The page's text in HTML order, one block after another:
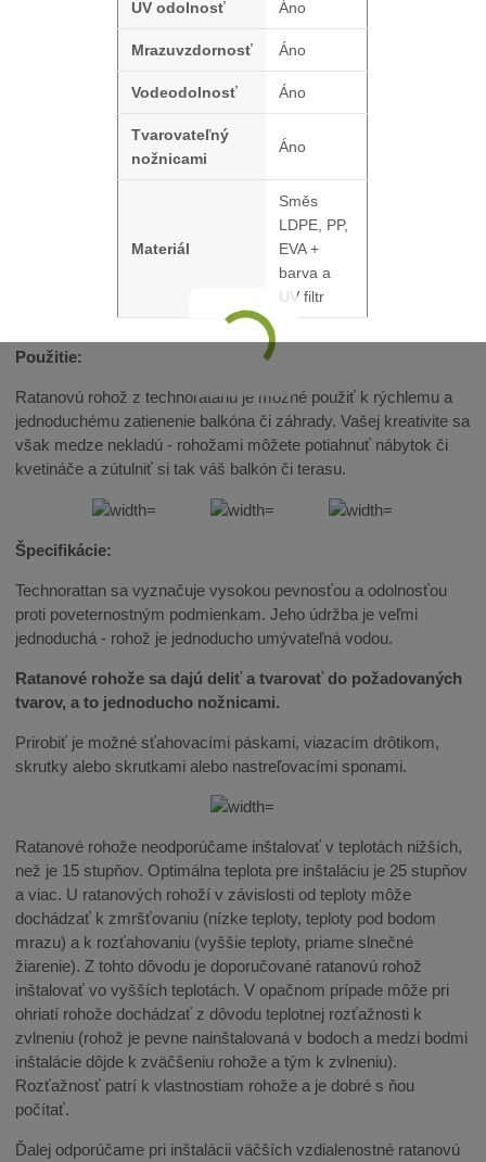
UV odolnosť Áno
Mrazuvzdornosť Áno
Vodeodolnosť Áno
Tvarovateľný
nožnicami
Áno
Materiál
Směs
LDPE, PP,
EVA +
barva a
UV filtr
Použitie:
Ratanovú rohož z technoratanu je možné použiť k rýchlemu a
jednoduchému zatienenie balkóna či záhrady. Vašej kreativite sa
však medze nekladú - rohožami môžete potiahnuť nábytok či
kvetináče a zútulniť si tak váš balkón či terasu.
Špecifikácie:
Technorattan sa vyznačuje vysokou pevnosťou a odolnosťou
proti poveternostným podmienkam. Jeho údržba je veľmi
jednoduchá - rohož je jednoducho umývateľná vodou.
Ratanové rohože sa dajú deliť a tvarovať do požadovaných
tvarov, a to jednoducho nožnicami.
Prirobiť je možné sťahovacími páskami, viazacím drôtikom,
skrutky alebo skrutkami alebo nastreľovacími sponami.
Ratanové rohože neodporúčame inštalovať v teplotách nižších,
než je 15 stupňov. Optimálna teplota pre inštaláciu je 25 stupňov
a viac. U ratanových rohoží v závislosti od teploty môže
dochádzať k zmršťovaniu (nízke teploty, teploty pod bodom
mrazu) a k rozťahovaniu (vyššie teploty, priame slnečné
žiarenie). Z tohto dôvodu je doporučované ratanovú rohož
inštalovať vo vyšších teplotách. V opačnom prípade môže pri
ohriatí rohože dochádzať z dôvodu teplotnej rozťažnosti k
zvlneniu (rohož je pevne nainštalovaná v bodoch a medzi bodmi
inštalácie dôjde k zväčšeniu rohože a tým k zvlneniu).
Rozťažnosť patrí k vlastnostiam rohože a je dobré s ňou
počítať.
Ďalej odporúčame pri inštalácii väčších vzdialenostné ratanovú